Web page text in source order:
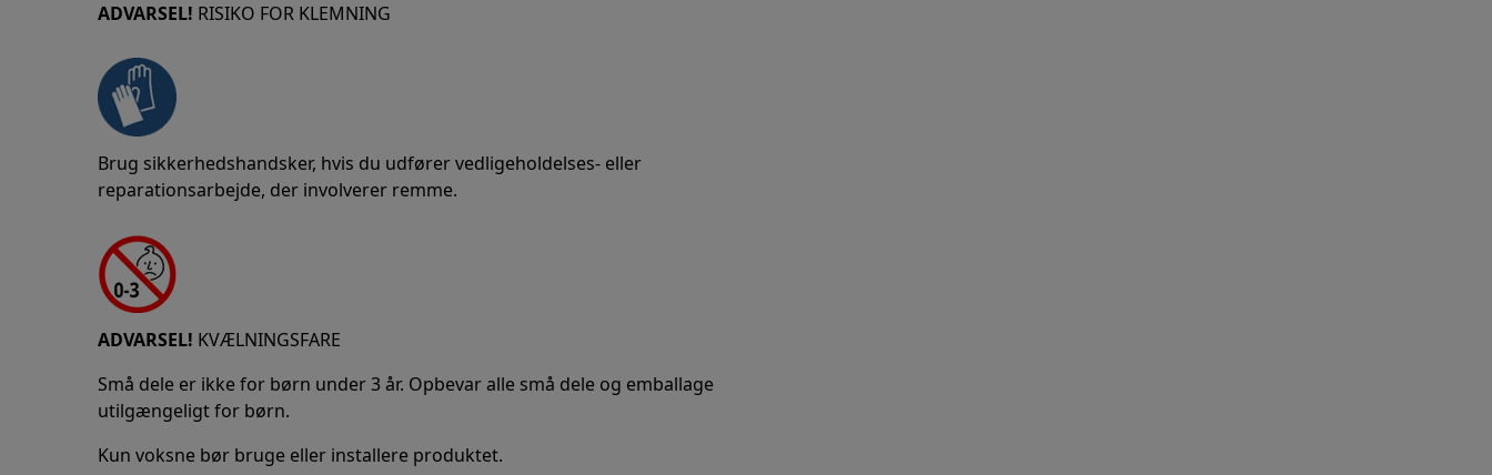
ADVARSEL! RISIKO FOR KLEMNING
Brug sikkerhedshandsker, hvis du udfører vedligeholdelses- eller
reparationsarbejde, der involverer remme.
ADVARSEL! KVÆLNINGSFARE
Små dele er ikke for børn under 3 år. Opbevar alle små dele og emballage
utilgængeligt for børn.
Kun voksne bør bruge eller installere produktet.